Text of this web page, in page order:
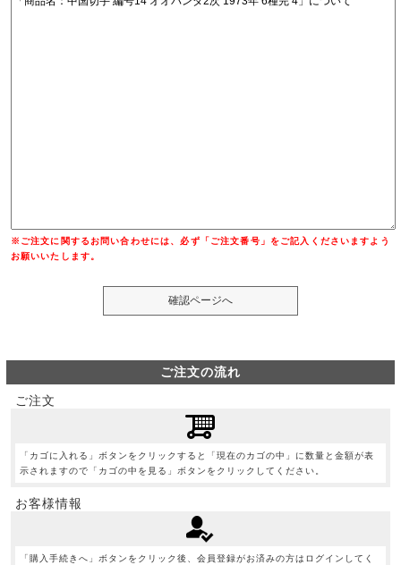
※ご注文に関するお問い合わせには、必ず「ご注文番号」をご記入くださいますよう
お願いいたします。
ご注文の流れ
ご注文
「カゴに入れる」ボタンをクリックすると「現在のカゴの中」に数量と金額が表
示されますので「カゴの中を見る」ボタンをクリックしてください。
お客様情報
「購入手続きへ」ボタンをクリック後、会員登録がお済みの方はログインしてく